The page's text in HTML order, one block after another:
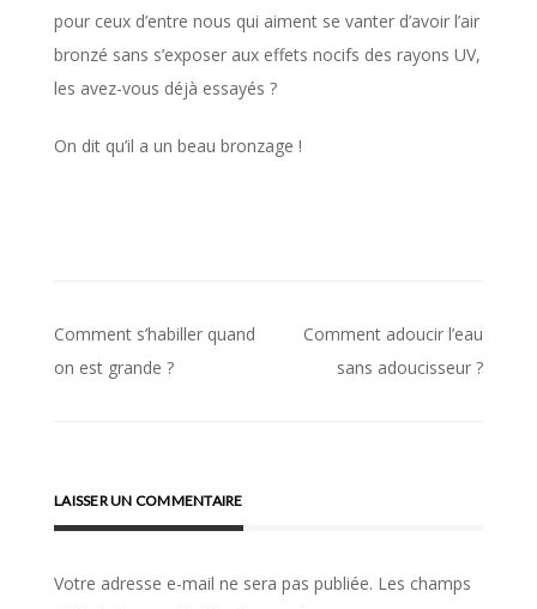
pour ceux d’entre nous qui aiment se vanter d’avoir l’air
bronzé sans s’exposer aux effets nocifs des rayons UV,
les avez-vous déjà essayés ?
On dit qu’il a un beau bronzage !
Navigation
Comment s’habiller quand
on est grande ?
Comment adoucir l’eau
sans adoucisseur ?
LAISSER UN COMMENTAIRE
Votre adresse e-mail ne sera pas publiée. Les champs